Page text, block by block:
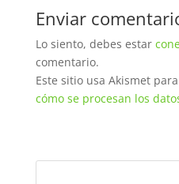
Enviar
Lo siento, debes estar
comentario.
Este sitio usa Akismet
cómo se procesan los